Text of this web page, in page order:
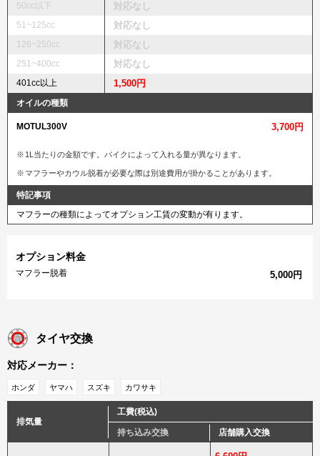
50cc以下
対応なし
51~125cc 対応なし
126~250cc 対応なし
251~400cc 対応なし
401cc以上 1,500円
オイルの種類
MOTUL300V 3,700円
1L当たりの金額です。バイクによって入れる量が異なります。
マフラーやカウル脱着が必要な際は別途費用が掛かることがあります。
特記事項
マフラーの種類によってオプション工賃の変動が有ります。
オプション料金
マフラー脱着 5,000円
タイヤ交換
対応メーカー：
ホンダ ヤマハ スズキ カワサキ
排気量
工費(税込)
持ち込み交換 店舗購入交換